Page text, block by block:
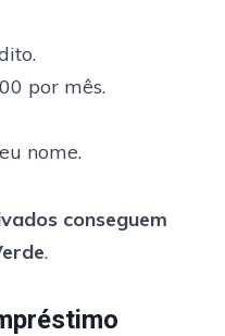
por mês.
nome.
conseguem
.